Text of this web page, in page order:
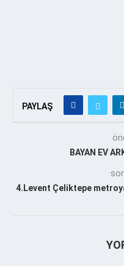
PAYLAŞ
BAYAN EV
4.Levent Çeliktepe